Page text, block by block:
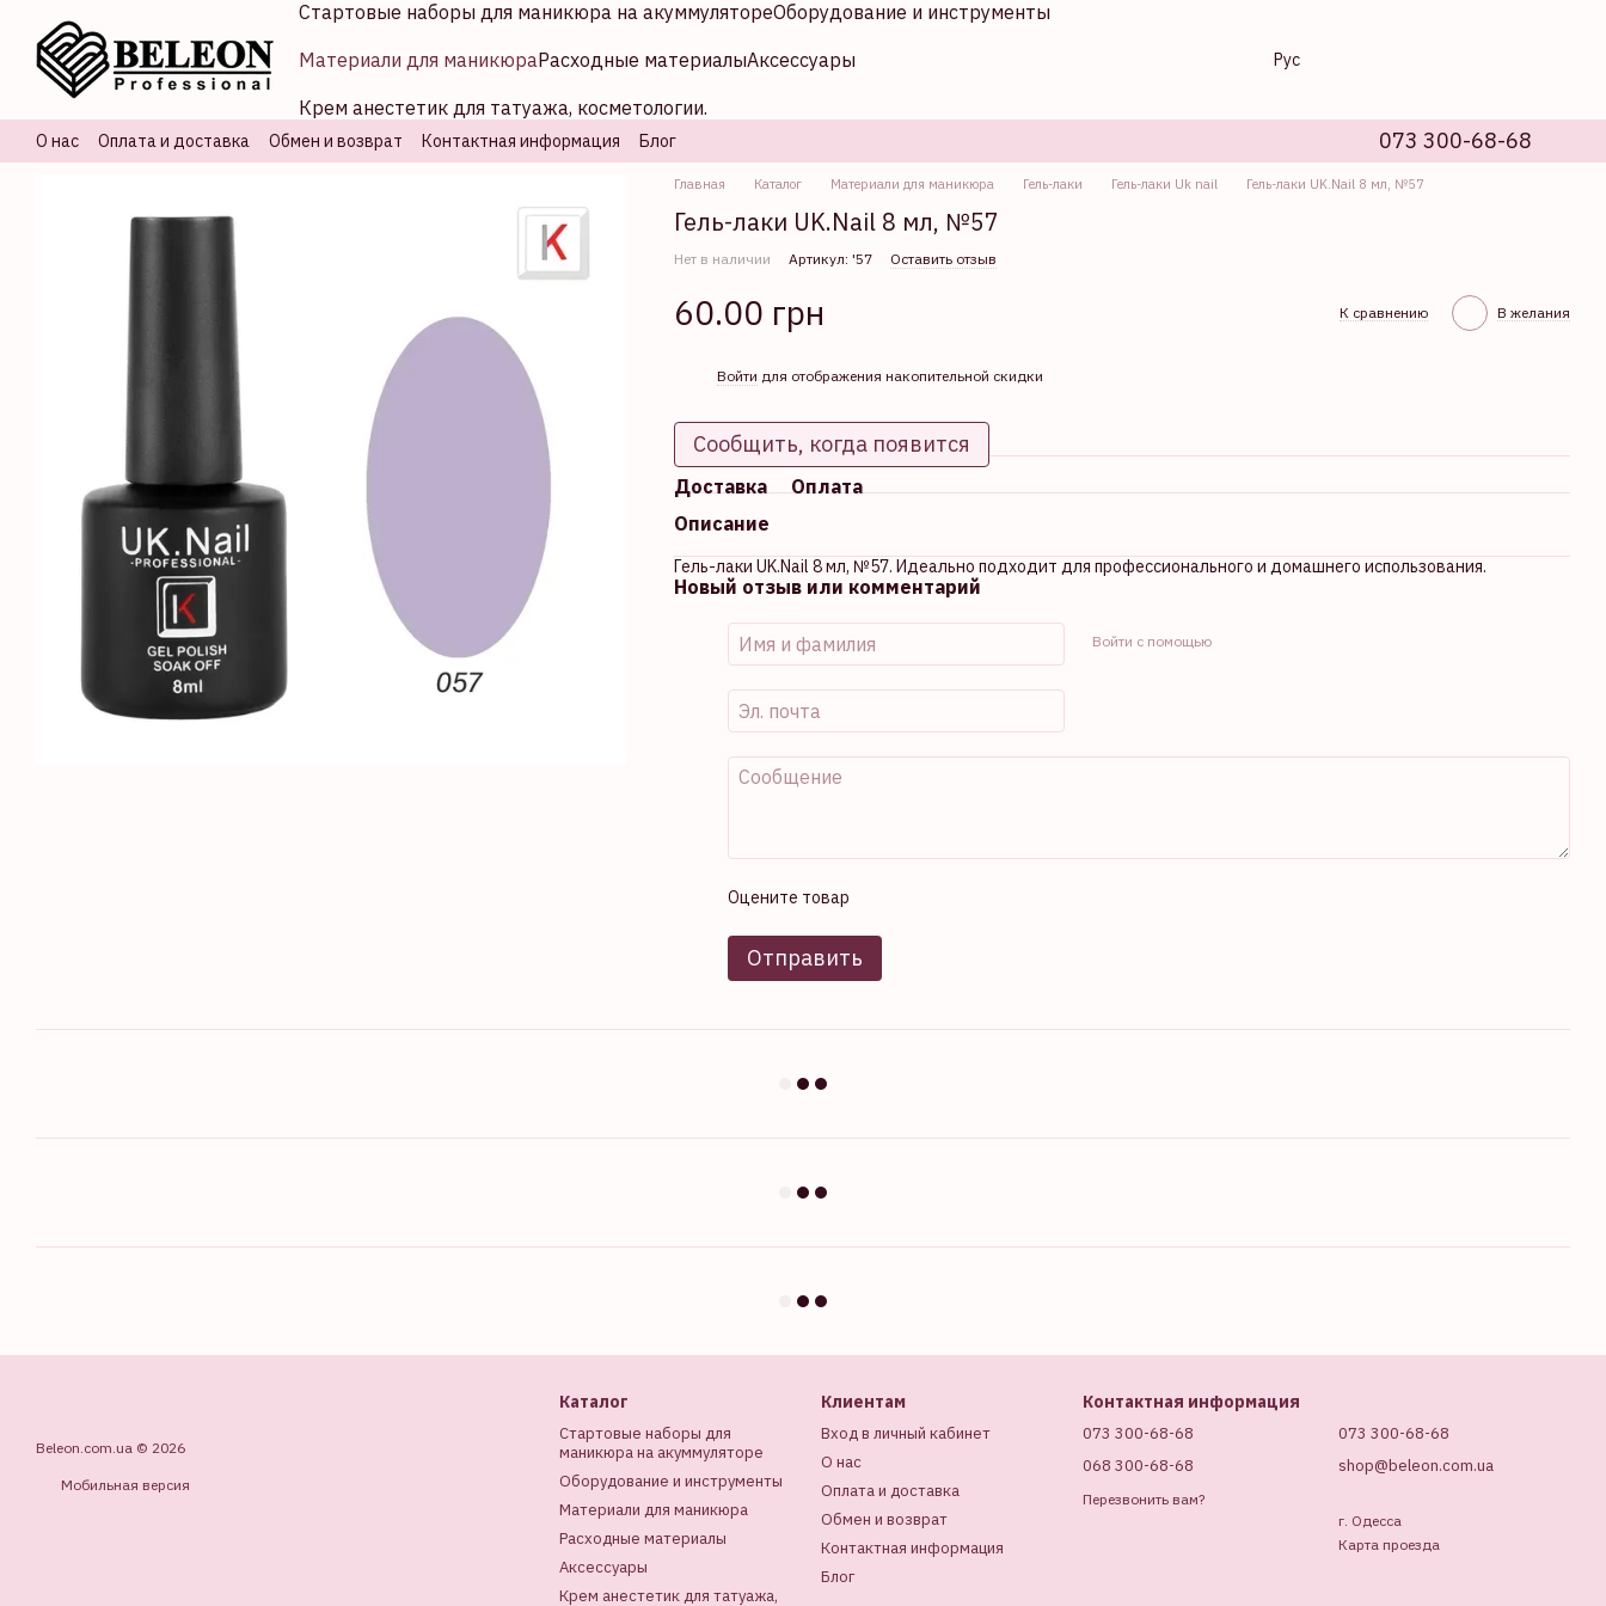
Перейти к основному контенту Стартовые наборы для маникюра на акуммулятореОборудование и инструменты
Материали для маникюраРасходные материалыАксессуары
Крем анестетик для татуажа, косметологии.
Рус
О нас Оплата и доставка Обмен и возврат Контактная информация Блог 073 300-68-68
Главная Каталог Материали для маникюра Гель-лаки Гель-лаки Uk nail Гель-лаки UK.Nail 8 мл, №57
Гель-лаки UK.Nail 8 мл, №57
Нет в наличии Артикул: '57 Оставить отзыв
60.00 грн К сравнению В желания
Войти для отображения накопительной скидки
Сообщить, когда появится
Доставка
Оплата
Описание
Гель-лаки UK.Nail 8 мл, №57. Идеально подходит для профессионального и домашнего использования.
Новый отзыв или комментарий
Войти с помощью
Оцените товар
Отправить
Beleon.com.ua © 2026
Мобильная версия
Каталог
Стартовые наборы для
маникюра на акуммуляторе
Оборудование и инструменты
Материали для маникюра
Расходные материалы
Аксессуары
Крем анестетик для татуажа,
Клиентам
Вход в личный кабинет
О нас
Оплата и доставка
Обмен и возврат
Контактная информация
Блог
Контактная информация
073 300-68-68
068 300-68-68
Перезвонить вам?
073 300-68-68
shop@beleon.com.ua
г. Одесса
Карта проезда